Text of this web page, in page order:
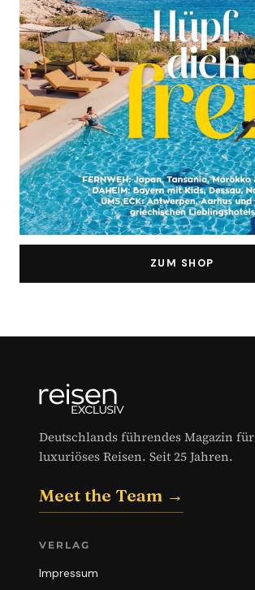
ZUM SHOP
Deutschlands führendes Magazin für
luxuriöses Reisen. Seit 25 Jahren.
Meet the Team →
VERLAG
Impressum